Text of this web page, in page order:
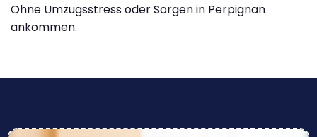
Ohne Umzugsstress oder Sorgen in Perpignan
ankommen.